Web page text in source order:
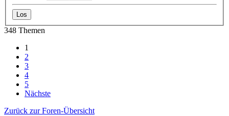
348 Themen
1
2
3
4
5
Nächste
Zurück zur Foren-Übersicht